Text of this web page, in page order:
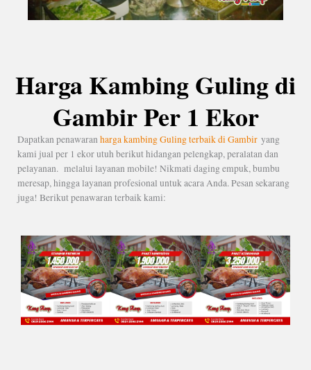
Harga Kambing Guling di
Gambir Per 1 Ekor
Dapatkan penawaran harga kambing Guling terbaik di Gambir yang
kami jual per 1 ekor utuh berikut hidangan pelengkap, peralatan dan
pelayanan. melalui layanan mobile! Nikmati daging empuk, bumbu
meresap, hingga layanan profesional untuk acara Anda. Pesan sekarang
juga! Berikut penawaran terbaik kami: